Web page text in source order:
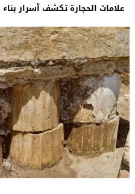
علامات الحجارة تكشف أسرار